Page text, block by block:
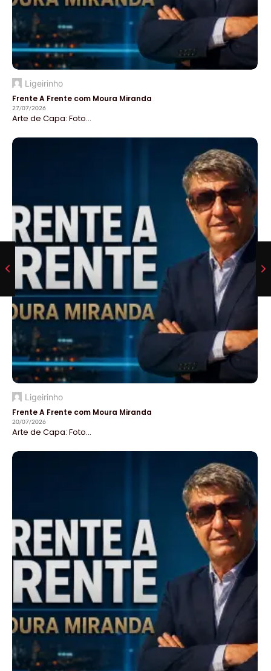
Ligeirinho
Frente A Frente com Moura Miranda
27/07/2026
Arte de Capa: Foto...
Ligeirinho
Frente A Frente com Moura Miranda
20/07/2026
Arte de Capa: Foto...